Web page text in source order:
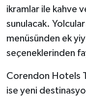
ikramlar ile kahve
sunulacak.
menüsünden ek
seçeneklerinden
Corendon Hotels
ise yeni